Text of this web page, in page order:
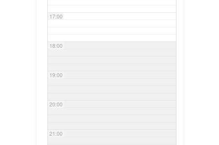
17:00
18:00
19:00
20:00
21:00